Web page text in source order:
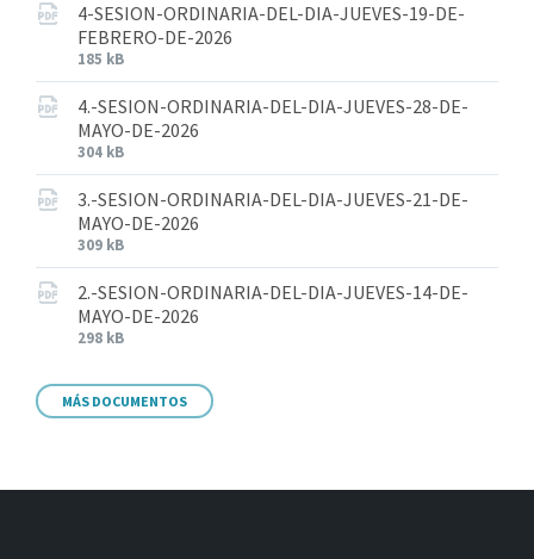
4-SESION-ORDINARIA-DEL-DIA-JUEVES-19-DE-
FEBRERO-DE-2026
185 kB
4.-SESION-ORDINARIA-DEL-DIA-JUEVES-28-DE-
MAYO-DE-2026
304 kB
3.-SESION-ORDINARIA-DEL-DIA-JUEVES-21-DE-
MAYO-DE-2026
309 kB
2.-SESION-ORDINARIA-DEL-DIA-JUEVES-14-DE-
MAYO-DE-2026
298 kB
MÁS DOCUMENTOS